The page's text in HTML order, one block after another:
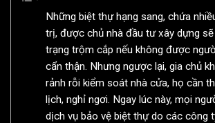
Những biệt thự hạng sang, chứa
trị, được chủ nhà đầu tư xây dựng
trạng trộm cắp nếu không được
cẩn thận. Nhưng ngược lại, gia chủ
rảnh rỗi kiểm soát nhà cửa, họ cần
lịch, nghỉ ngơi. Ngay lúc này, mọi
dịch vụ bảo vệ biệt thự do các công